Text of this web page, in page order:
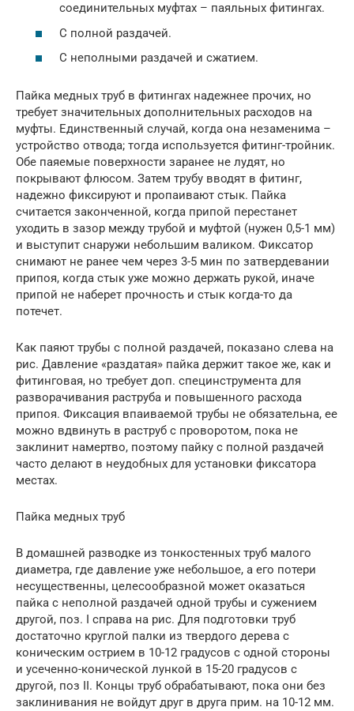
соединительных муфтах – паяльных фитингах.
С полной раздачей.
С неполными раздачей и сжатием.
Пайка медных труб в фитингах надежнее прочих, но
требует значительных дополнительных расходов на
муфты. Единственный случай, когда она незаменима –
устройство отвода; тогда используется фитинг-тройник.
Обе паяемые поверхности заранее не лудят, но
покрывают флюсом. Затем трубу вводят в фитинг,
надежно фиксируют и пропаивают стык. Пайка
считается законченной, когда припой перестанет
уходить в зазор между трубой и муфтой (нужен 0,5-1 мм)
и выступит снаружи небольшим валиком. Фиксатор
снимают не ранее чем через 3-5 мин по затвердевании
припоя, когда стык уже можно держать рукой, иначе
припой не наберет прочность и стык когда-то да
потечет.
Как паяют трубы с полной раздачей, показано слева на
рис. Давление «раздатая» пайка держит такое же, как и
фитинговая, но требует доп. специнструмента для
разворачивания раструба и повышенного расхода
припоя. Фиксация впаиваемой трубы не обязательна, ее
можно вдвинуть в раструб с проворотом, пока не
заклинит намертво, поэтому пайку с полной раздачей
часто делают в неудобных для установки фиксатора
местах.
Пайка медных труб
В домашней разводке из тонкостенных труб малого
диаметра, где давление уже небольшое, а его потери
несущественны, целесообразной может оказаться
пайка с неполной раздачей одной трубы и сужением
другой, поз. I справа на рис. Для подготовки труб
достаточно круглой палки из твердого дерева с
коническим острием в 10-12 градусов с одной стороны
и усеченно-конической лункой в 15-20 градусов с
другой, поз II. Концы труб обрабатывают, пока они без
заклинивания не войдут друг в друга прим. на 10-12 мм.